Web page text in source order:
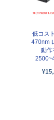
低コス
470nm
動作